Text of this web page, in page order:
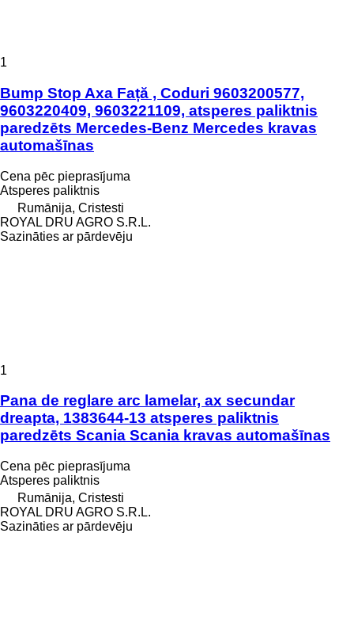
1
Bump Stop Axa Față , Coduri 9603200577,
9603220409, 9603221109, atsperes paliktnis
paredzēts Mercedes-Benz Mercedes kravas
automašīnas
Cena pēc pieprasījuma
Atsperes paliktnis
Rumānija, Cristesti
ROYAL DRU AGRO S.R.L.
Sazināties ar pārdevēju
1
Pana de reglare arc lamelar, ax secundar
dreapta, 1383644-13 atsperes paliktnis
paredzēts Scania Scania kravas automašīnas
Cena pēc pieprasījuma
Atsperes paliktnis
Rumānija, Cristesti
ROYAL DRU AGRO S.R.L.
Sazināties ar pārdevēju